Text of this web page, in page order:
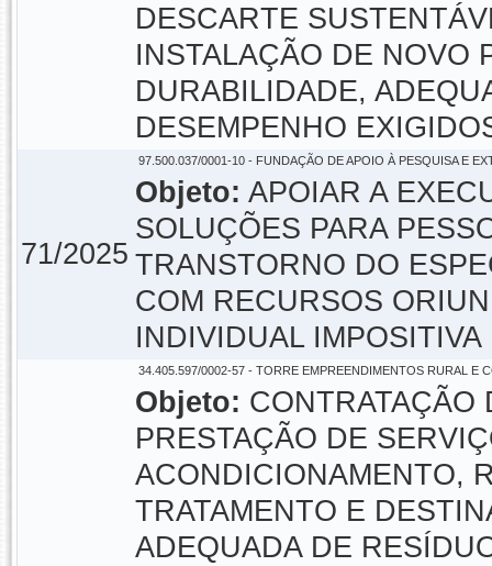
DESCARTE
INSTALAÇÃO DE NOVO
DURABILIDADE,
DESEMPENHO
71/2025
97.500.037/0001-10 - FUNDAÇÃO DE APOIO À PESQUISA E
Objeto: APOIAR A
SOLUÇÕES PARA
TRANSTORNO DO
COM RECURSOS
INDIVIDUAL
34.405.597/0002-57 - TORRE EMPREENDIMENTOS RURAL E
Objeto: CONTRATAÇÃO
PRESTAÇÃO DE
ACONDICIONAMENTO,
TRATAMENTO E
ADEQUADA DE